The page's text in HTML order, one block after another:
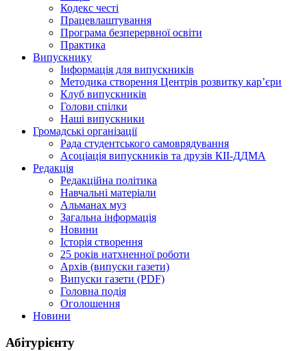
Кодекс честі
Працевлаштування
Програма безперервної освіти
Практика
Випускнику
Інформація для випускників
Методика створення Центрів розвитку кар’єри
Клуб випускників
Голови спілки
Наші випускники
Громадські організації
Рада студентського самоврядування
Асоціація випускників та друзів КІІ-ДДМА
Редакція
Редакційна політика
Навчальні матеріали
Альманах муз
Загальна інформація
Новини
Історія створення
25 років натхненної роботи
Архів (випуски газети)
Випуски газети (PDF)
Головна подія
Оголошення
Новини
Абітурієнту